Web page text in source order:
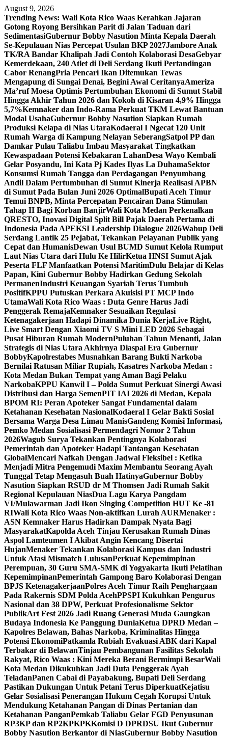
Skip
to
content
August 9, 2026
Trending News: Wali Kota Rico Waas Kerahkan Jajaran
Gotong Royong Bersihkan Parit di Jalan Taduan dari
SedimentasiGubernur Bobby Nasution Minta Kepala Daerah
Se-Kepulauan Nias Percepat Usulan BKP 2027Jambore Anak
TK/RA Bandar Khalipah Jadi Contoh Kolaborasi DesaGebyar
Kemerdekaan, 240 Atlet di Deli Serdang Ikuti Pertandingan
Cabor RenangPria Pencari Ikan Ditemukan Tewas
Mengapung di Sungai Denai, Begini Awal Ceritanya‎Ameriza
Ma’ruf Moesa‎ Optimis Pertumbuhan Ekonomi di Sumut Stabil
Hingga Akhir Tahun 2026 dan Kokoh di Kisaran 4,9% Hingga
5,7%Kemnaker dan Indo-Rama Perkuat TKM Lewat Bantuan
Modal UsahaGubernur Bobby Nasution Siapkan Rumah
Produksi Kelapa di Nias UtaraKodaeral I Ngecat 120 Unit
Rumah Warga di Kampung Nelayan SeberangSatpol PP dan
Damkar Pulau Taliabu Imbau Masyarakat Tingkatkan
Kewaspadaan Potensi Kebakaran LahanDesa Wayo Kembali
Gelar Posyandu, Ini Kata Pj Kades Ilyas La DuhamaSektor
Konsumsi Rumah Tangga dan Perdagangan Penyumbang
Andil Dalam Pertumbuhan di Sumut ‎ Kinerja Realisasi APBN
di Sumut Pada Bulan Juni 2026 Optimal‎‎Bupati Aceh Timur
Temui BNPB, Minta Percepatan Pencairan Dana Stimulan
Tahap II Bagi Korban BanjirWali Kota Medan Perkenalkan
QRESTO, Inovasi Digital Split Bill Pajak Daerah Pertama di
Indonesia Pada APEKSI Leadership Dialogue 2026Wabup Deli
Serdang Lantik 25 Pejabat, Tekankan Pelayanan Publik yang
Cepat dan HumanisDewan Usul BUMD Sumut Kelola Rumput
Laut Nias Utara dari Hulu Ke HilirKetua HNSI Sumut Ajak
Peserta FLF Manfaatkan Potensi MaritimDulu Belajar di Kelas
Papan, Kini Gubernur Bobby Hadirkan Gedung Sekolah
PermanenIndustri Keuangan Syariah Terus Tumbuh
PositifKPPU Putuskan Perkara Akuisisi PT MCP Indo
UtamaWali Kota Rico Waas : Duta Genre Harus Jadi
Penggerak RemajaKemnaker Sesuaikan Regulasi
Ketenagakerjaan Hadapi Dinamika Dunia KerjaLive Right,
Live Smart Dengan Xiaomi TV S Mini LED 2026 Sebagai
Pusat Hiburan Rumah ModernPuluhan Tahun Menanti, Jalan
Strategis di Nias Utara Akhirnya Diaspal Era Gubernur
BobbyKapolrestabes Musnahkan Barang Bukti Narkoba
Bernilai Ratusan Miliar Rupiah, Kasatres Narkoba Medan :
Kota Medan Bukan Tempat yang Aman Bagi Pelaku
NarkobaKPPU Kanwil I – Polda Sumut Perkuat Sinergi Awasi
Distribusi dan Harga SemenPIT IAI 2026 di Medan, Kepala
BPOM RI: Peran Apoteker Sangat Fundamental dalam
Ketahanan Kesehatan NasionalKodaeral I Gelar Bakti Sosial
Bersama Warga Desa Limau ManisGandeng Komisi Informasi,
Pemko Medan Sosialisasi Permendagri Nomor 2 Tahun
2026Wagub Surya Tekankan Pentingnya Kolaborasi
Pemerintah dan Apoteker Hadapi Tantangan Kesehatan
GlobalMencari Nafkah Dengan Jadwal Fleksibel : Ketika
Menjadi Mitra Pengemudi Maxim Membantu Seorang Ayah
Tunggal Tetap Mengasuh Buah HatinyaGubernur Bobby
Nasution Siapkan RSUD dr M Thomsen Jadi Rumah Sakit
Regional Kepulauan NiasDua Lagu Karya Pangdam
VI/Mulawarman Jadi Ikon Singing Competition HUT Ke -81
RIWali Kota Rico Waas Non-aktifkan Lurah AURMenaker :
ASN Kemnaker Harus Hadirkan Dampak Nyata Bagi
MasyarakatKapolda Aceh Tinjau Kerusakan Rumah Dinas
Aspol Lamteumen I Akibat Angin Kencang Disertai
HujanMenaker Tekankan Kolaborasi Kampus dan Industri
Untuk Atasi Mismatch LulusanPerkuat Kepemimpinan
Perempuan, 30 Guru SMA-SMK di Yogyakarta Ikuti Pelatihan
KepemimpinanPemerintah Gampong Baro Kolaborasi Dengan
BPJS KetenagakerjaanPolres Aceh Timur Raih Penghargaan
Pada Rakernis SDM Polda AcehPPSPI Kukuhkan Pengurus
Nasional dan 38 DPW, Perkuat Profesionalisme Sektor
PublikArt Fest 2026 Jadi Ruang Generasi Muda Gaungkan
Budaya Indonesia Ke Panggung DuniaKetua DPRD Medan –
Kapolres Belawan, Bahas Narkoba, Kriminalitas Hingga
Potensi EkonomiPatkamla Rubiah Evakuasi ABK dari Kapal
Terbakar di BelawanTinjau Pembangunan Fasilitas Sekolah
Rakyat, Rico Waas : Kini Mereka Berani Bermimpi BesarWali
Kota Medan Dikukuhkan Jadi Duta Penggerak Ayah
TeladanPanen Cabai di Payabakung, Bupati Deli Serdang
Pastikan Dukungan Untuk Petani Terus DiperkuatKejatisu
Gelar Sosialisasi Penerangan Hukum Cegah Korupsi Untuk
Mendukung Ketahanan Pangan di Dinas Pertanian dan
Ketahanan PanganPemkab Taliabu Gelar FGD Penyusunan
RP3KP dan RP2KPKPKKomisi D DPRDSU Ikut Gubernur
Bobby Nasution Berkantor di NiasGubernur Bobby Nasution